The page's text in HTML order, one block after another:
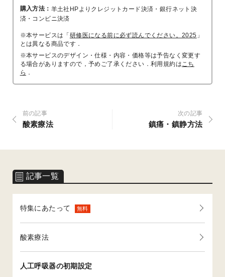
記事一覧
特集にあたって 無料
酸素療法
人工呼吸器の初期設定
購入方法： 羊土社HPよりクレジットカード決済・銀行ネット決
済・コンビニ決済
※本サービスは「研修医になる前に必ず読んでください。2025 」
とは異なる商品です．
※本サービスのデザイン・仕様・内容・価格等は予告なく変更す
る場合がありますので，予めご了承ください．利用規約は こち
ら ．
前の記事
酸素療法
次の記事
鎮痛・鎮静方法